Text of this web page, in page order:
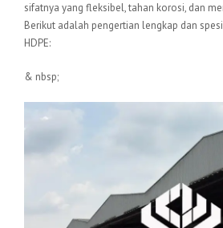
sifatnya yang fleksibel, tahan korosi, dan
Berikut adalah pengertian lengkap dan
HDPE:
& nbsp;